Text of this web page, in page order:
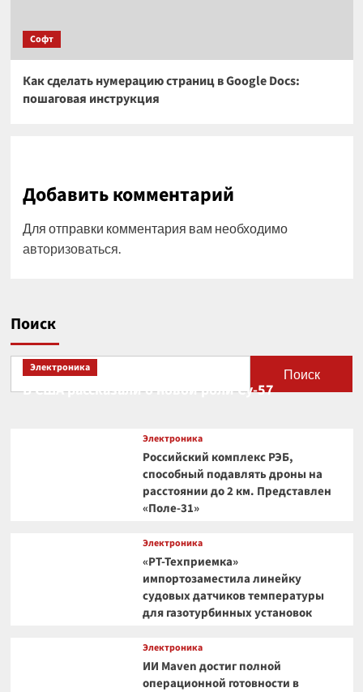
Софт
Как сделать нумерацию страниц в Google Docs:
пошаговая инструкция
Добавить комментарий
Для отправки комментария вам необходимо
авторизоваться.
Поиск
Поиск
Электроника
В США рассказали о новой роли Су-57
Электроника
Российский комплекс РЭБ,
способный подавлять дроны на
расстоянии до 2 км. Представлен
«Поле-31»
Электроника
«РТ-Техприемка»
импортозаместила линейку
судовых датчиков температуры
для газотурбинных установок
Электроника
ИИ Maven достиг полной
операционной готовности в